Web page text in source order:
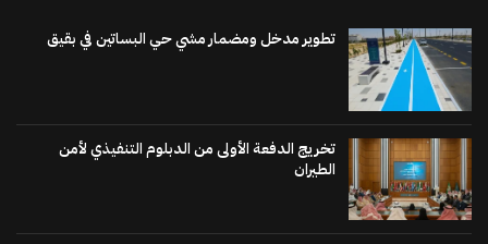
تطوير مدخل ومضمار مشي حي البساتين في بقيق
تخريج الدفعة الأولى من الدبلوم التنفيذي لأمن
الطيران